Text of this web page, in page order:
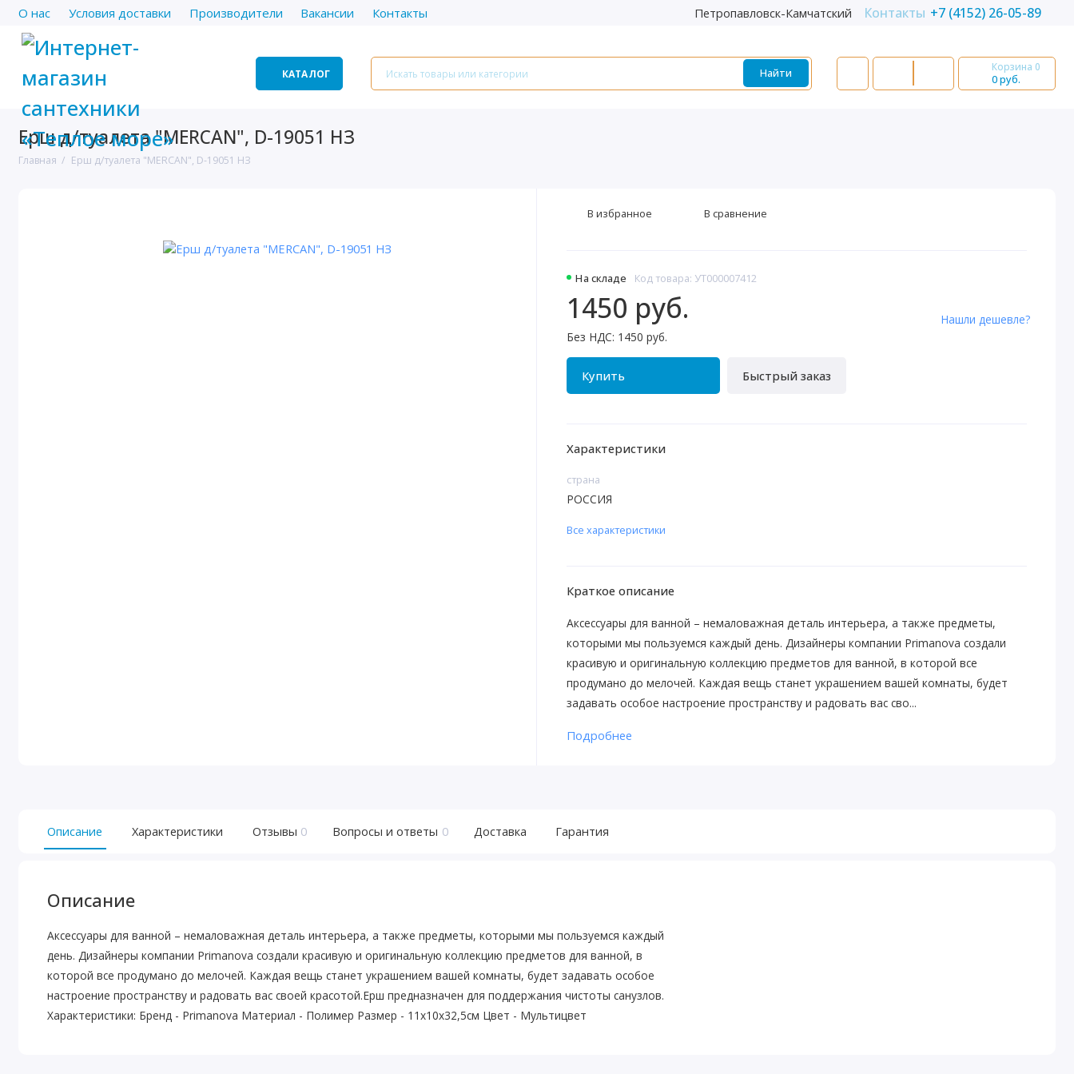
О нас Условия доставки Производители Вакансии Контакты Петропавловск-Камчатский Контакты +7 (4152) 26-05-89
КАТАЛОГ Найти Корзина 0
0 руб.
Ерш д/туалета "MERCAN", D-19051 НЗ
Главная Ерш д/туалета "MERCAN", D-19051 НЗ
На складе Код товара: УТ000007412
1450 руб.
Без НДС: 1450 руб.
Купить Быстрый заказ
Нашли дешевле?
В избранное В сравнение
Характеристики
страна
РОССИЯ
Все характеристики
Краткое описание
Аксессуары для ванной – немаловажная деталь интерьера, а также предметы,
которыми мы пользуемся каждый день. Дизайнеры компании Primаnova создали
красивую и оригинальную коллекцию предметов для ванной, в которой все
продумано до мелочей. Каждая вещь станет украшением вашей комнаты, будет
задавать особое настроение пространству и радовать вас сво...
Подробнее
Описание Характеристики Отзывы 0 Вопросы и ответы 0 Доставка Гарантия
Описание
Аксессуары для ванной – немаловажная деталь интерьера, а также предметы, которыми мы пользуемся каждый
день. Дизайнеры компании Primаnova создали красивую и оригинальную коллекцию предметов для ванной, в
которой все продумано до мелочей. Каждая вещь станет украшением вашей комнаты, будет задавать особое
настроение пространству и радовать вас своей красотой.Ерш предназначен для поддержания чистоты санузлов.
Характеристики: Бренд - Primanova Материал - Полимер Размер - 11х10х32,5см Цвет - Мультицвет